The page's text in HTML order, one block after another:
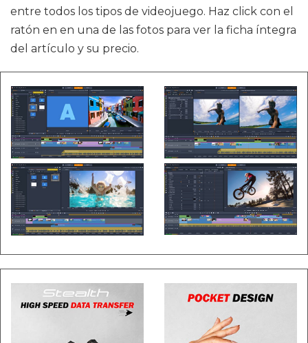
entre todos los tipos de videojuego. Haz click con el
ratón en en una de las fotos para ver la ficha íntegra
del artículo y su precio.